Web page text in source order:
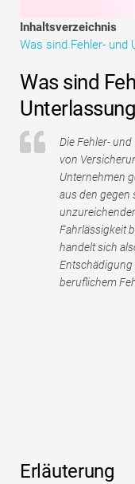
Vollständige Form
Inhaltsverzeichnis
Was sind Fehler- und
Was sind
Die Fehler-
von
Unternehmen
aus den gegen
Fahrlässigkeit
handelt sich
beruflichem
Erläuterung